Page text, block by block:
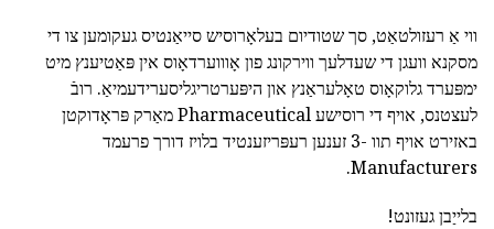
ווי אַ רעזולטאַט, סך שטודיום בעלאָרוסיש סייאַנטיס געקומען צו די
מסקנא וועגן די שעדלעך ווירקונג פון אָוווערדאָוס אין פּאַטיענץ מיט
ימפּערד גלוקאָוס טאָלעראַנץ און היפּערטריגליסערידעמיאַ. רובֿ
לעצטנס, אויף די רוסישע Pharmaceutical מאַרק פּראָדוקטן
באזירט אויף תוו -3 זענען רעפּריזענטיד בלויז דורך פרעמד
Manufacturers.
בלייַבן געזונט!